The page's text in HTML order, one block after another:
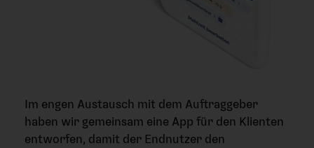
Im engen Austausch mit dem Auftraggeber
haben wir gemeinsam eine App für den Klienten
entworfen, damit der Endnutzer den